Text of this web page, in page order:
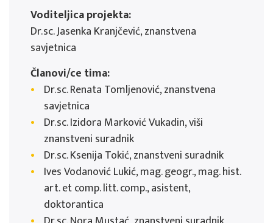
Voditeljica projekta:
Dr.sc. Jasenka Kranjčević, znanstvena
savjetnica
Članovi/ce tima:
Dr.sc. Renata Tomljenović, znanstvena
savjetnica
Dr.sc. Izidora Marković Vukadin, viši
znanstveni suradnik
Dr.sc. Ksenija Tokić, znanstveni suradnik
Ives Vodanović Lukić, mag. geogr., mag. hist.
art. et comp. litt. comp., asistent,
doktorantica